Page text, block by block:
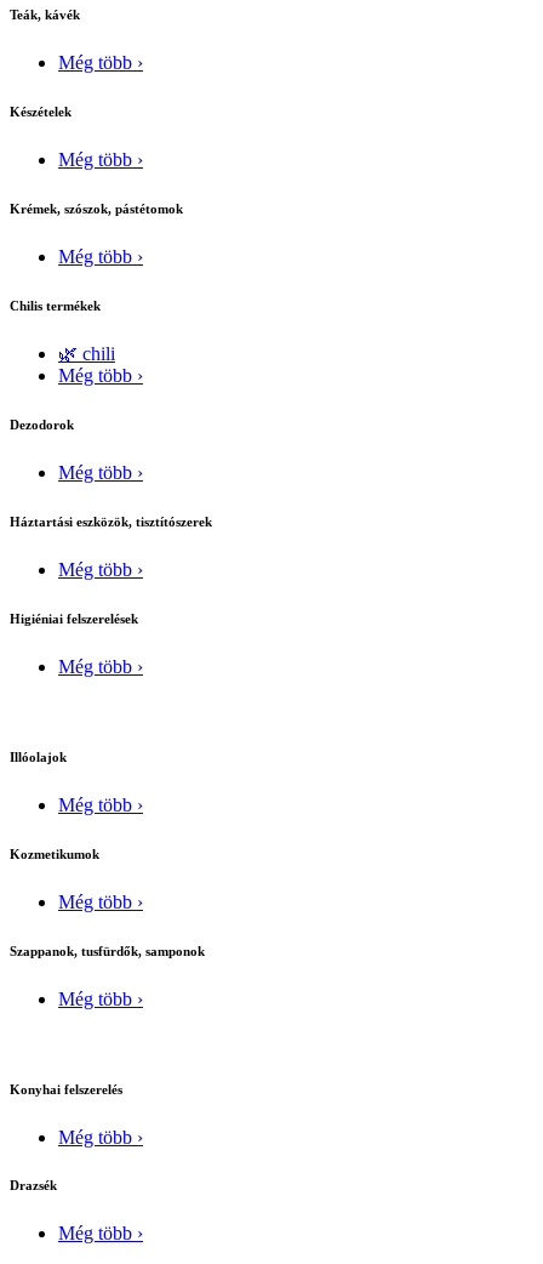
Teák, kávék
Még több ›
Készételek
Még több ›
Krémek, szószok, pástétomok
Még több ›
Chilis termékek
🌿 chili
Még több ›
Dezodorok
Még több ›
Háztartási eszközök, tisztítószerek
Még több ›
Higiéniai felszerelések
Még több ›
Illóolajok
Még több ›
Kozmetikumok
Még több ›
Szappanok, tusfürdők, samponok
Még több ›
Konyhai felszerelés
Még több ›
Drazsék
Még több ›